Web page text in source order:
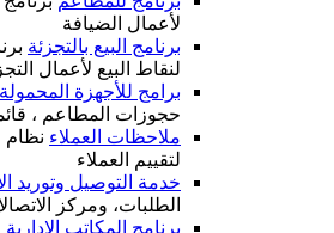
لأعمال الضيافة
برنامج البيع بالتجزئة
لنقاط البيع لأعمال
برامج للأجهزة المحمولة
حجوزات المطاعم ،
ملاحظات العملاء
لتقييم العملاء
خدمة التوصيل وتوريد
الطلبات، ومركز
برنامج المكاتب الإدارية